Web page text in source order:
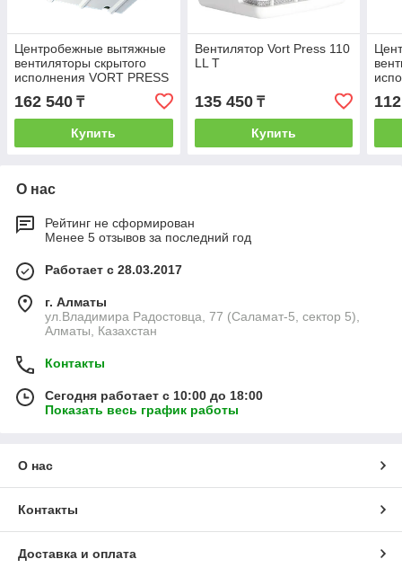
Центробежные вытяжные
вентиляторы скрытого
исполнения VORT PRESS
162 540 ₸
Купить
Вентилятор Vort Press 110
LL T
135 450₸
Купить
О нас
Рейтинг не сформирован
Менее 5 отзывов за последний год
Работает с 28.03.2017
г. Алматы
ул.Владимира Радостовца, 77 (Саламат-5, сектор 5),
Алматы, Казахстан
Контакты
Сегодня работает с 10:00 до 18:00
Показать весь график работы
О нас
Контакты
Доставка и оплата